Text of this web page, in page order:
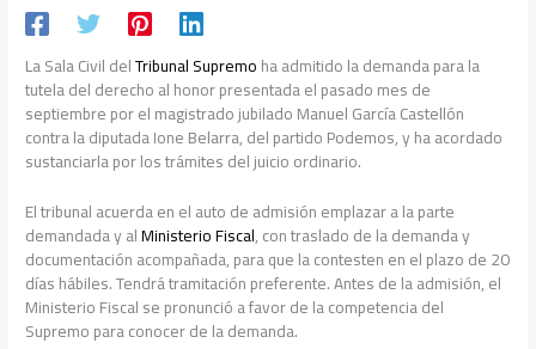
La Sala Civil delTribunal Supremoha admitido la demanda para la
tutela del derecho al honor presentada el pasado mes de
septiembre por el magistrado jubilado Manuel García Castellón
contra la diputada Ione Belarra, del partido Podemos, y ha acordado
sustanciarla por los trámites del juicio ordinario.
El tribunal acuerda en el auto de admisión emplazar a la parte
demandada y alMinisterio Fiscal, con traslado de la demanda y
documentación acompañada, para que la contesten en el plazo de 20
días hábiles. Tendrá tramitación preferente. Antes de la admisión, el
Ministerio Fiscal se pronunció a favor de la competencia del
Supremo para conocer de la demanda.